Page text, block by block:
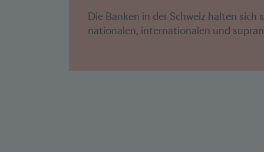
Die Banken in der Schweiz halten sich
nationalen, internationalen und